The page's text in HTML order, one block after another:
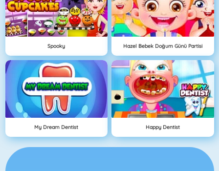
Spooky Hazel Bebek Doğum Günü Partisi
My Dream Dentist Happy Dentist